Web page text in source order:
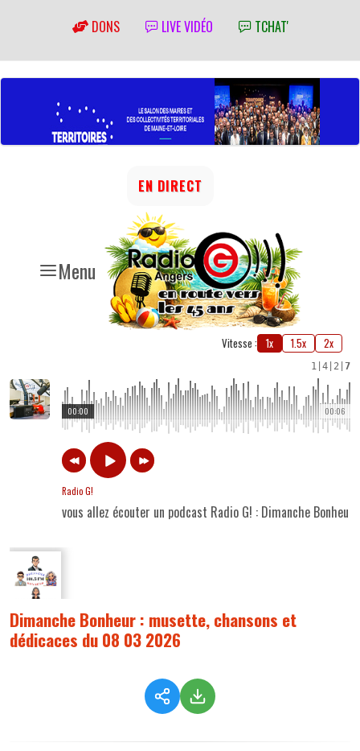
DONS LIVE VIDÉO TCHAT'
Menu
EN DIRECT
Vitesse : 1x 1.5x 2x
1 4 2 7
00:06
00:00
Radio G!
vous allez écouter un podcast Radio G! : Dimanche
Dimanche Bonheur : musette, chansons et
dédicaces du 08 03 2026